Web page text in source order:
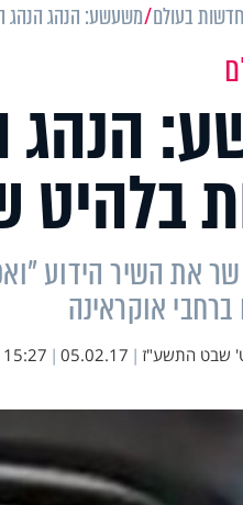
חדשות בעולם משעשע: הנהג הנהג
הנהג
בלהיט
שר את השיר הידוע
אוקראינה
שבט התשע"ז |
05.02.17
|
15:27